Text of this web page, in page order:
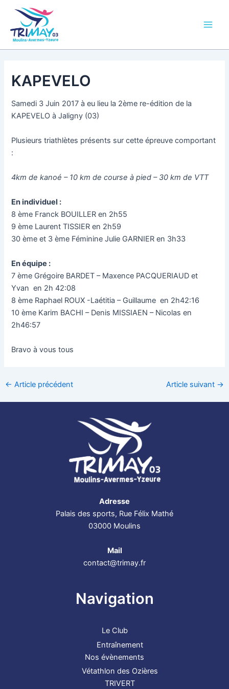
contenu
KAPEVELO
Samedi 3 Juin 2017 à eu lieu la 2ème re-édition de la
KAPEVELO à Jaligny (03)
Plusieurs triathlètes présents sur cette épreuve comportant
:
4km de kanoé – 10 km de course à pied – 30 km de VTT
En individuel :
8 ème Franck BOUILLER en 2h55
9 ème Laurent TISSIER en 2h59
30 ème et 3 ème Féminine Julie GARNIER en 3h33
En équipe :
7 ème Grégoire BARDET – Maxence PACQUERIAUD et
Yvan en 2h 42:08
8 ème Raphael ROUX -Laétitia – Guillaume en 2h42:16
10 ème Karim BACHI – Denis MISSIAEN – Nicolas en
2h46:57
Bravo à vous tous
← Article précédent Article suivant →
Adresse
Palais des sports, Rue Félix Mathé
03000 Moulins
Mail
contact@trimay.fr
Navigation
Le Club
Entraînement
Nos évènements
Vétathlon des Ozières
TRIVERT